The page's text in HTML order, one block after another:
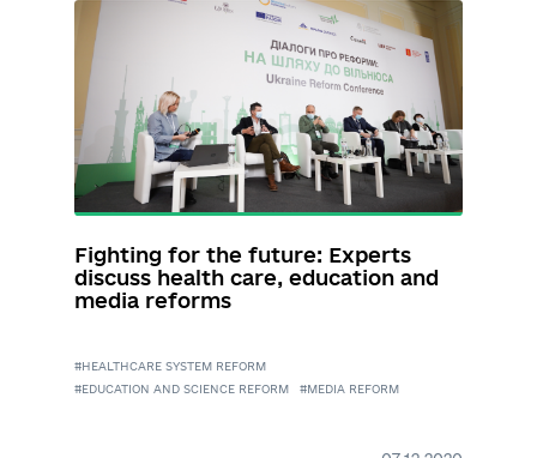
Дерев'янко Сергій
https://www.facebook.com/pro
file.php?id=100001672472695
smder@ukr.net